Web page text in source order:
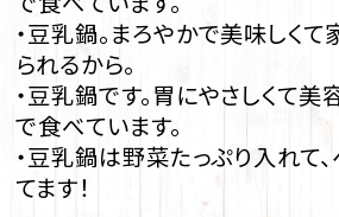
・豆乳鍋。まろやかで美味しく
られるから。
・豆乳鍋です。胃にやさしくて美
で食べています。
・豆乳鍋は野菜たっぷり入れて
てます！